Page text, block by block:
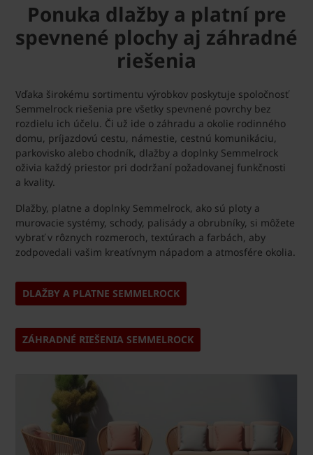
Ponuka dlažby a platní pre
spevnené plochy aj záhradné
riešenia
Vďaka širokému sortimentu výrobkov poskytuje spoločnosť
Semmelrock riešenia pre všetky spevnené povrchy bez
rozdielu ich účelu. Či už ide o záhradu a okolie rodinného
domu, príjazdovú cestu, námestie, cestnú komunikáciu,
parkovisko alebo chodník, dlažby a doplnky Semmelrock
oživia každý priestor pri dodržaní požadovanej funkčnosti
a kvality.
Dlažby, platne a doplnky Semmelrock, ako sú ploty a
murovacie systémy, schody, palisády a obrubníky, si môžete
vybrať v rôznych rozmeroch, textúrach a farbách, aby
zodpovedali vašim kreatívnym nápadom a atmosfére okolia.
DLAŽBY A PLATNE SEMMELROCK
ZÁHRADNÉ RIEŠENIA SEMMELROCK